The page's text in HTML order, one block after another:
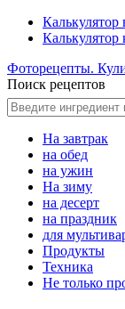
Калькулятор
Калькулятор
Фоторецепты.
Поиск рецептов
На завтрак
на обед
на ужин
На зиму
на десерт
на праздник
для
Продукты
Техника
Не только